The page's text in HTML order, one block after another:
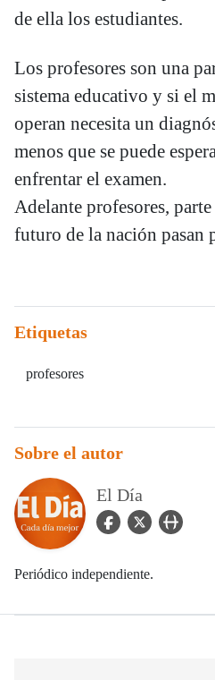
de ella los estudiantes.
Los profesores son una
sistema educativo y si el
operan necesita un
menos que se puede
enfrentar el examen.
Adelante profesores,
futuro de la nación pasan
Etiquetas
profesores
Sobre el autor
El Día
facebook Icon
twitter Icon
user_url
Periódico independiente.